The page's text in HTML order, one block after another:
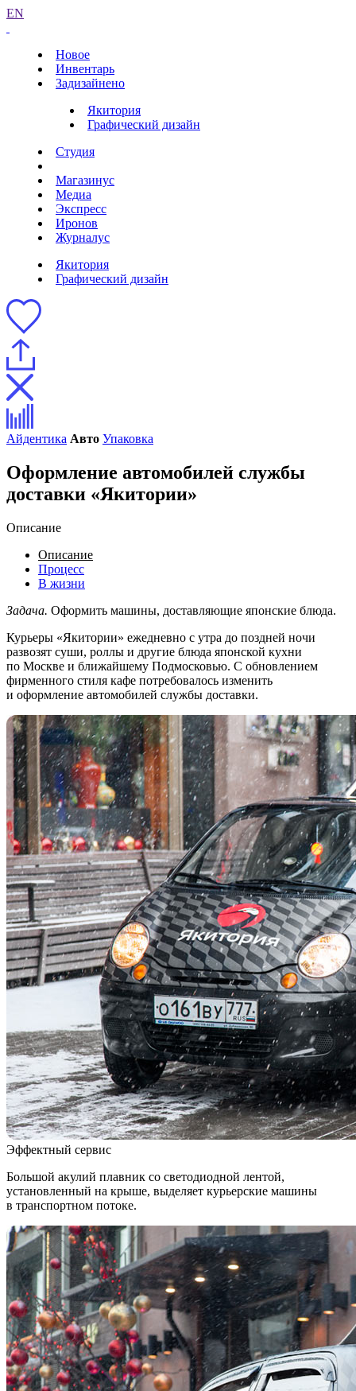
EN
Новое
Инвентарь
Задизайнено
Якитория
Графический дизайн
Студия
Магазинус
Медиа
Экспресс
Иронов
Журналус
Якитория
Графический дизайн
Айдентика Авто Упаковка
Оформление автомобилей службы
доставки «Якитории»
Описание
Описание
Процесс
В жизни
Задача. Оформить машины, доставляющие японские блюда.
Курьеры «Якитории» ежедневно с утра до поздней ночи
развозят суши, роллы и другие блюда японской кухни
по Москве и ближайшему Подмосковью. С обновлением
фирменного стиля кафе потребовалось изменить
и оформление автомобилей службы доставки.
Эффектный сервис
Большой акулий плавник со светодиодной лентой,
установленный на крыше, выделяет курьерские машины
в транспортном потоке.